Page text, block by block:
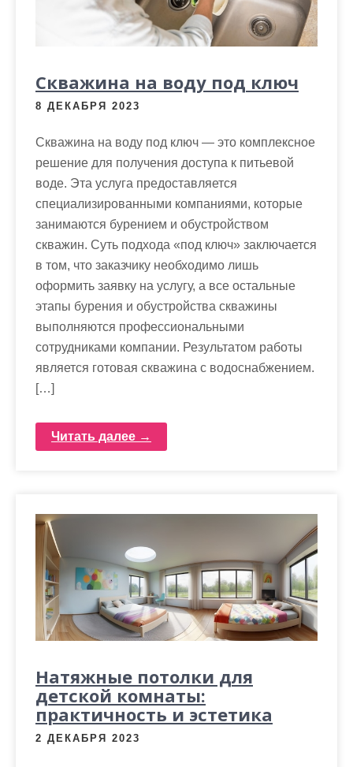
Скважина на воду под ключ
8 ДЕКАБРЯ 2023
Скважина на воду под ключ — это комплексное
решение для получения доступа к питьевой
воде. Эта услуга предоставляется
специализированными компаниями, которые
занимаются бурением и обустройством
скважин. Суть подхода «под ключ» заключается
в том, что заказчику необходимо лишь
оформить заявку на услугу, а все остальные
этапы бурения и обустройства скважины
выполняются профессиональными
сотрудниками компании. Результатом работы
является готовая скважина с водоснабжением.
[…]
Читать далее →
Натяжные потолки для
детской комнаты:
практичность и эстетика
2 ДЕКАБРЯ 2023